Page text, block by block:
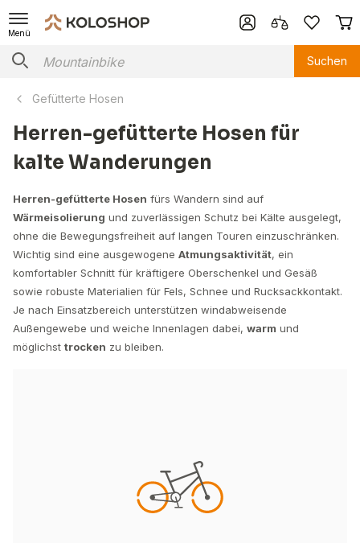
Menü
Suchen
Gefütterte Hosen
Herren-gefütterte Hosen für
kalte Wanderungen
Herren-gefütterte Hosen fürs Wandern sind auf
Wärmeisolierung und zuverlässigen Schutz bei Kälte ausgelegt,
ohne die Bewegungsfreiheit auf langen Touren einzuschränken.
Wichtig sind eine ausgewogene Atmungsaktivität, ein
komfortabler Schnitt für kräftigere Oberschenkel und Gesäß
sowie robuste Materialien für Fels, Schnee und Rucksackkontakt.
Je nach Einsatzbereich unterstützen windabweisende
Außengewebe und weiche Innenlagen dabei, warm und
möglichst trocken zu bleiben.